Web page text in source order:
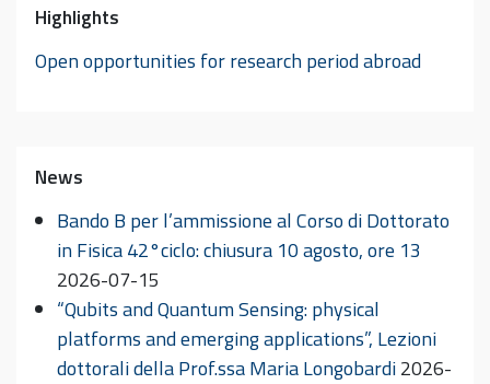
Highlights
Open opportunities for research period abroad
News
Bando B per l’ammissione al Corso di Dottorato
in Fisica 42°ciclo: chiusura 10 agosto, ore 13
2026-07-15
“Qubits and Quantum Sensing: physical
platforms and emerging applications”, Lezioni
dottorali della Prof.ssa Maria Longobardi2026-